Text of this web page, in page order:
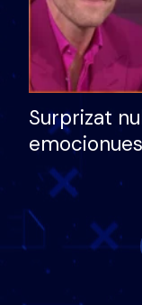
Surprizat
nëna dhe
nuk i